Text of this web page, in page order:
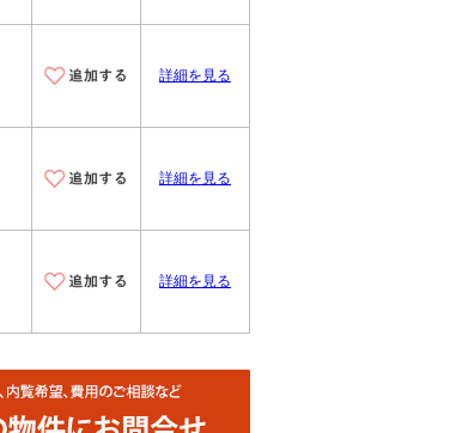
詳細を見る
詳細を見る
詳細を見る